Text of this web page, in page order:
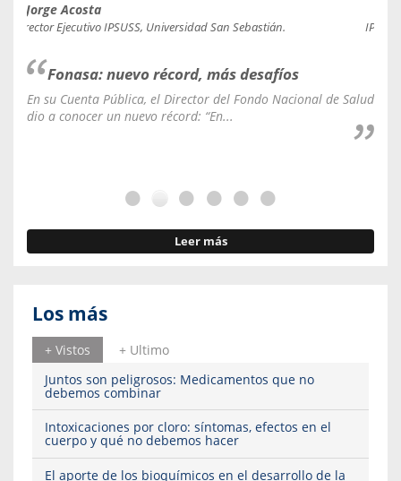
Jorge Acosta
Director Ejecutivo IPSUSS, Universidad San Sebastián.
Fonasa: nuevo récord, más desafíos
En su Cuenta Pública, el Director del Fondo Nacional de Salud
dio a conocer un nuevo récord: “En...
Leer más
Los más
+ Vistos
+ Ultimo
Juntos son peligrosos: Medicamentos que no
debemos combinar
Intoxicaciones por cloro: síntomas, efectos en el
cuerpo y qué no debemos hacer
El aporte de los bioquímicos en el desarrollo de la